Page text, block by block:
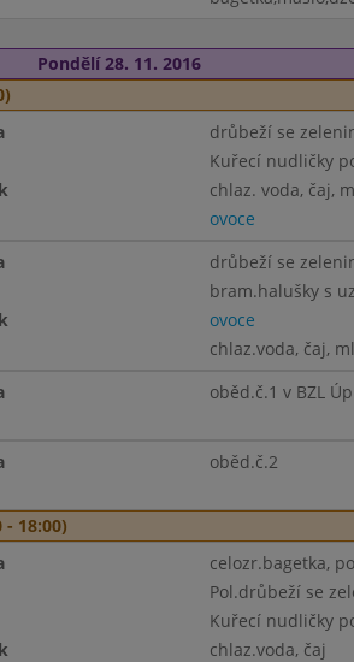
Pondělí 28. 11. 2016
drůbeží se
Kuřecí nudličky
chlaz. voda, čaj,
ovoce
drůbeží se
bram.halušky s
ovoce
chlaz.voda, čaj,
oběd.č.1 v BZL
oběd.č.2
- 18:00)
celozr.bagetka,
Pol.drůbeží se
Kuřecí nudličky
chlaz.voda, čaj